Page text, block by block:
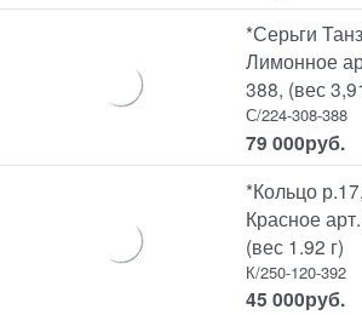
*Серьги
Лимонное
388, (вес
С/224-308-388
79 000руб.
*Кольцо
Красное
(вес 1.92 г)
К/250-120-392
45 000руб.